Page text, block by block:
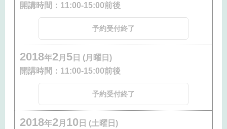
開講時間： 11:00-15:00前後
予約受付終了
2018年2月 5 日 (月曜日)
開講時間： 11:00-15:00前後
予約受付終了
2018年2月 10 日 (土曜日)